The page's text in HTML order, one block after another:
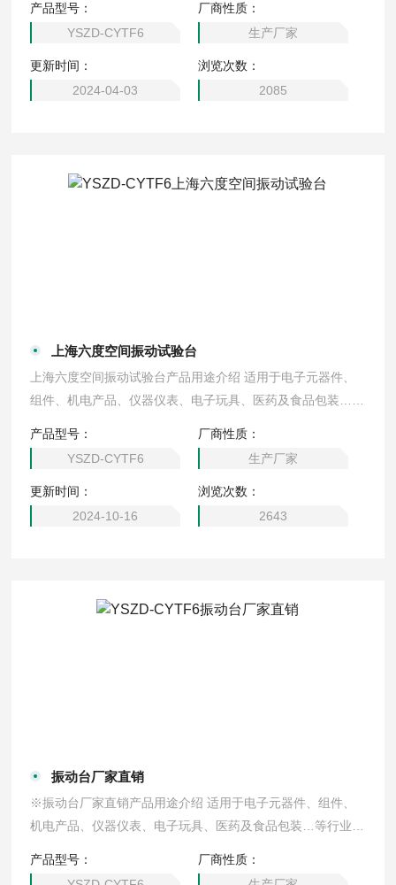
试验，可靠性鉴定试验， 耐久试验，振动模态分析，材料特
性试验，疲劳试验，振动防治改善等。模拟产品在制造、组
装、运输及使用过程中所遭受的振动环境，以评定其结构的耐
振性、可靠性和完好性。
产品型号：
YSZD-CYTF6
厂商性质：
生产厂家
更新时间：
2024-04-03
浏览次数：
2085
上海六度空间振动试验台
上海六度空间振动试验台产品用途介绍 适用于电子元器件、
组件、机电产品、仪器仪表、电子玩具、医药及食品包装…等
产品型号：
YSZD-CYTF6
厂商性质：
生产厂家
更新时间：
2024-10-16
浏览次数：
2643
振动台厂家直销
※振动台厂家直销产品用途介绍 适用于电子元器件、组件、
机电产品、仪器仪表、电子玩具、医药及食品包装…等行业实
可靠性鉴定试验，耐久试验，振动模态分析，材料特性试验，
产品型号：
厂商性质：